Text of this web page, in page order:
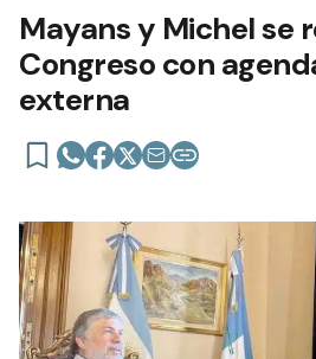
Mayans y Michel se
Congreso con
externa